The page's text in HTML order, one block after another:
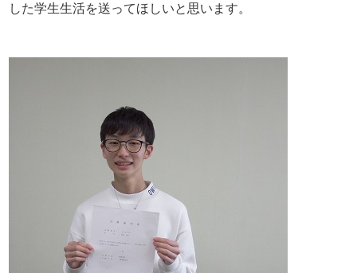
した学生生活を送ってほしいと思います。